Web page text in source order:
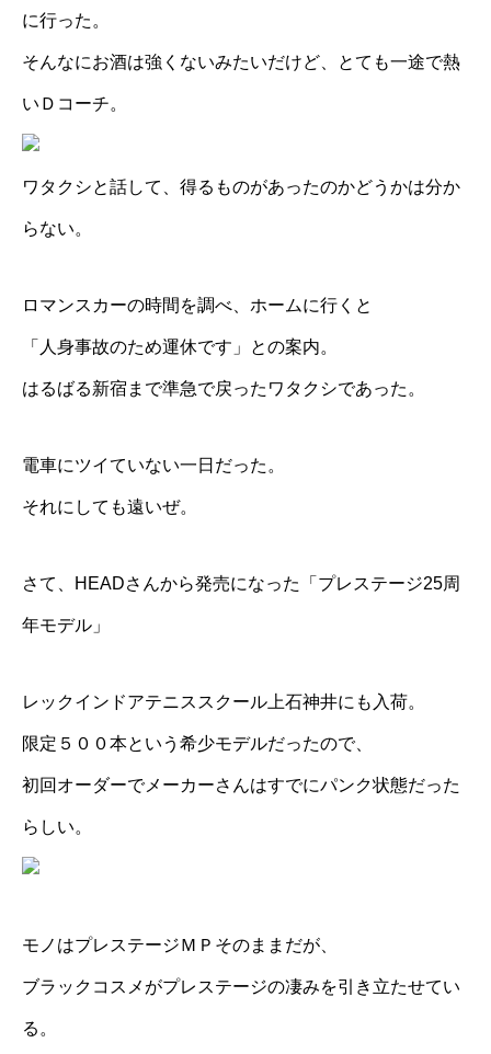
に行った。
そんなにお酒は強くないみたいだけど、とても一途で熱
いＤコーチ。
ワタクシと話して、得るものがあったのかどうかは分か
らない。
ロマンスカーの時間を調べ、ホームに行くと
「人身事故のため運休です」との案内。
はるばる新宿まで準急で戻ったワタクシであった。
電車にツイていない一日だった。
それにしても遠いぜ。
さて、HEADさんから発売になった「プレステージ25周
年モデル」
レックインドアテニススクール上石神井にも入荷。
限定５００本という希少モデルだったので、
初回オーダーでメーカーさんはすでにパンク状態だった
らしい。
モノはプレステージＭＰそのままだが、
ブラックコスメがプレステージの凄みを引き立たせてい
る。